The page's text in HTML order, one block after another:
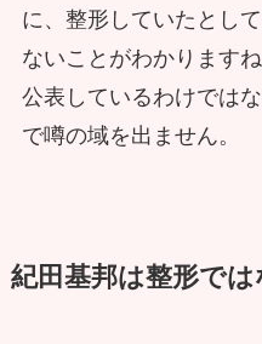
に、整形していたとし
ないことがわかります
公表しているわけでは
で噂の域を出ません。
紀田基邦は整形では